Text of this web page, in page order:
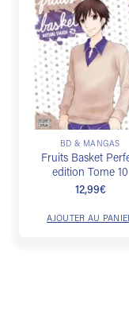
BD & MANGAS
Fruits Basket
edition Tome 10
12,99€
AJOUTER AU